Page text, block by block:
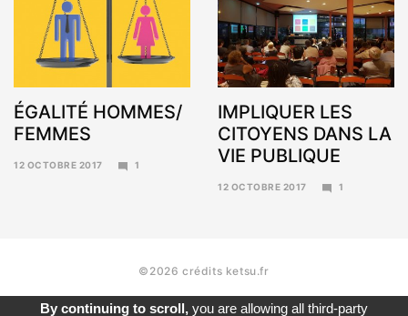
ÉGALITÉ HOMMES/
FEMMES
12 OCTOBRE 2017
1
IMPLIQUER LES
CITOYENS DANS LA
VIE PUBLIQUE
12 OCTOBRE 2017
1
©2026 crédits ketsu.fr
By continuing to scroll,you are allowing all third-party